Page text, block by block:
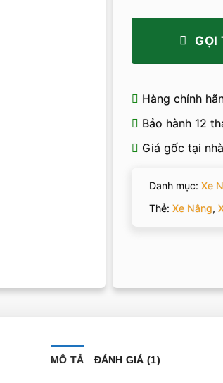
GỌI
Hàng chính
Bảo hành 12
Giá gốc tại
Danh mục: Xe
Thẻ: Xe Nâng,
MÔ TẢ ĐÁNH GIÁ (1)